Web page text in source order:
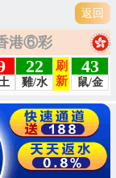
返回
港⑥彩